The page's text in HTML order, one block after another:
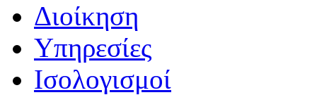
Διοίκηση
Υπηρεσίες
Ισολογισμοί